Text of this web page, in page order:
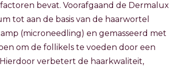
bevat. Voorafgaand de Dermalux
tot aan de basis van de haarwortel
(microneedling) en gemasseerd met
om de follikels te voeden door een
verbetert de haarkwaliteit,